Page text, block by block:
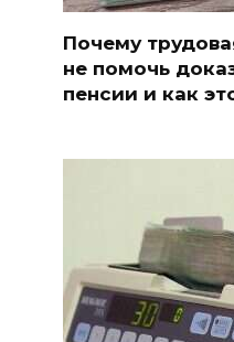
Почему
не помочь
пенсии и как